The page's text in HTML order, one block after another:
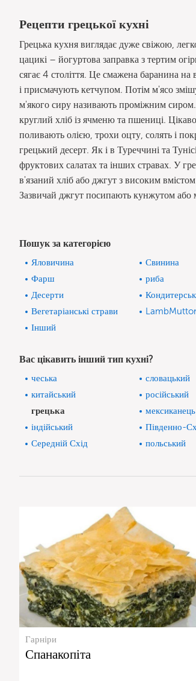
Рецепти грецької кухні
Грецька кухня виглядає дуже свіжою,
цацикі – йогуртова заправка з тертим
сягає 4 століття. Це смажена баранина на
і присмачують кетчупом. Потім м'ясо
м'якого сиру називають проміжним
круглий хліб із ячменю та пшениці.
поливають олією, трохи оцту, солять і
грецький десерт. Як і в Туреччині та
фруктових салатах та інших стравах. У
в'язаний хліб або джгут з високим
Зазвичай джгут посипають кунжутом або
Пошук за категорією
Яловичина Свинина
Фарш
риба
Десерти
Вегетаріанські страви
Інший
Вас цікавить інший тип кухні?
чеська словацький
китайський
російський
грецька
мексиканець
індійський
Південно-
Середній Схід
польський
Гарніри
Спанакопіта